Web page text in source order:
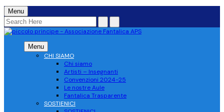
Menu
Menu
CHI SIAMO
Chi siamo
Artisti – Insegnanti
Convenzioni 2024-25
Le nostre Aule
Fantalica Trasparente
SOSTIENICI